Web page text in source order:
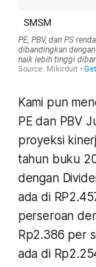
Kami pun
PE dan PBV
proyeksi
tahun buku
dengan
ada di
perseroan
Rp2.386 per
ada di